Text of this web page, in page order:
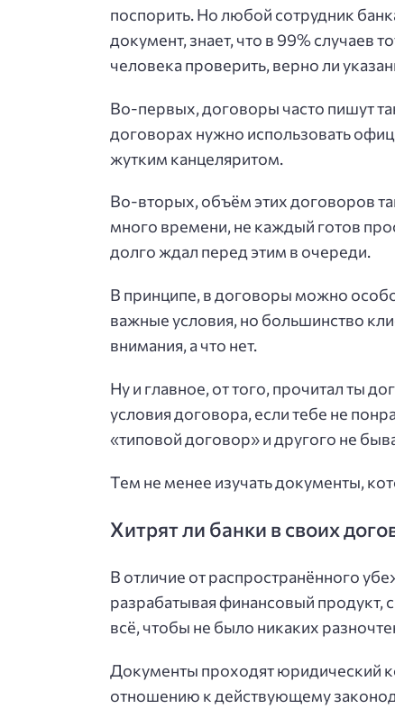
поспорить. Но любой сотрудник
документ, знает, что в 99% случаев
человека проверить, верно ли
Во-первых, договоры часто пишут
договорах нужно использовать
жутким канцеляритом.
Во-вторых, объём этих договоров
много времени, не каждый готов
долго ждал перед этим в очереди.
В принципе, в договоры можно
важные условия, но большинство
внимания, а что нет.
Ну и главное, от того, прочитал ты
условия договора, если тебе не
«типовой договор» и другого не
Тем не менее изучать документы,
Хитрят ли банки в своих
В отличие от распространённого
разрабатывая финансовый продукт,
всё, чтобы не было никаких
Документы проходят юридический
отношению к действующему